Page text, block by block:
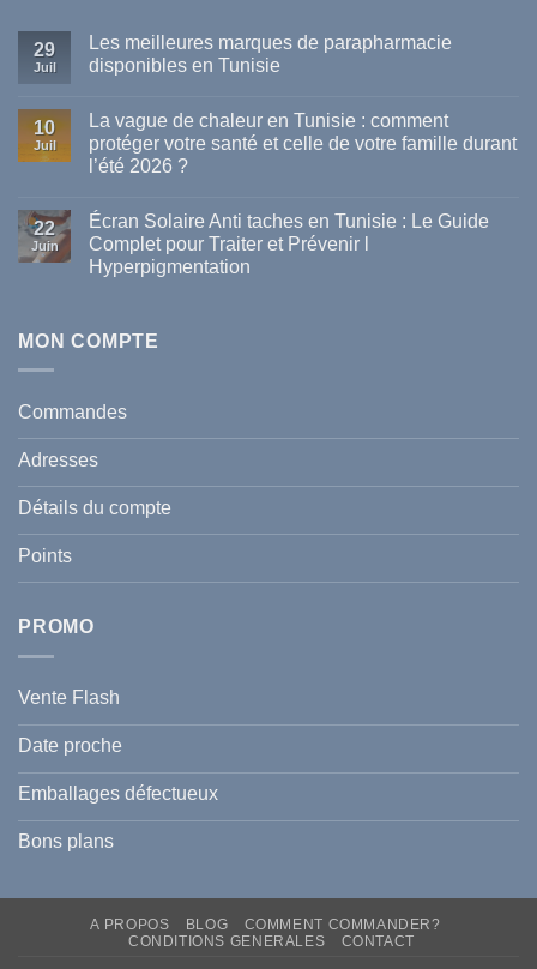
29
Juil
Les meilleures marques de parapharmacie
disponibles en Tunisie
sur
meilleures
marques
disponibles
en
Tunisie
10
Juil
La vague de chaleur en Tunisie : comment
protéger votre santé et celle de votre famille durant
l’été 2026 ?
sur
La
vague
de
comment
et
celle
de
votre
famille
durant
l’été
2026
?
22
Juin
Écran Solaire Anti taches en Tunisie : Le Guide
Complet pour Traiter et Prévenir l
Hyperpigmentation
Écran
Solaire
Tunisie
Guide
Traiter
Prévenir
MON COMPTE
Commandes
Adresses
Détails du compte
Points
PROMO
Vente Flash
Date proche
Emballages défectueux
Bons plans
A PROPOS BLOG
COMMENT COMMANDER?
CONDITIONS GENERALES
CONTACT